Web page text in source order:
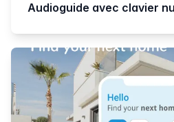
Audioguide avec clavier